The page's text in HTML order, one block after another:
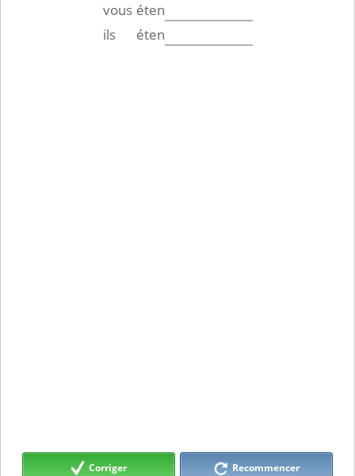
vous éten
ils
éten
Corriger Recommencer